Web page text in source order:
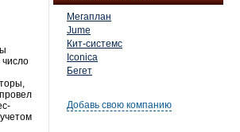
Мегаплан
Jume
Кит-системс
Iconica
Бегет
Добавь свою компанию